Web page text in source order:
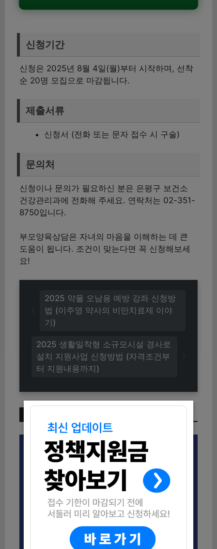
신청기간
신청은 2025년 8월 4일(월)부터 시작하며, 선착
순 20명 모집으로 마감됩니다.
제출서류
신청서 (전화 또는 문자 접수 시 구술)
문의처
신청이나 문의가 필요하신 분은 은평구 보건소
건강관리과에 전화해 주세요. 연락처는 02-351-
8750입니다.
부모양육상담은 자녀의 마음을 이해하는 데 큰
도움이 됩니다. 조건이 맞는다면 꼭 신청해보세
요!
2025 생활밀착형 소규모시설 경사로
설치 지원사업 신청방법 (자격조건부
터 지원내용까지)
2025 약물 오남용 예방 강좌 신청방
법 (이주영 약사의 비만치료제 이야
기)